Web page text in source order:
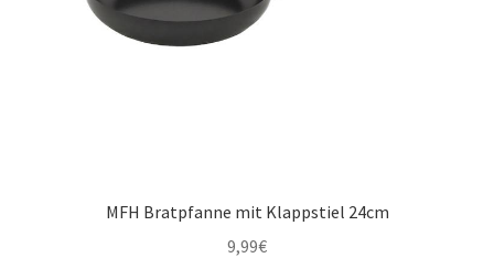
MFH Bratpfanne mit Klappstiel 24cm
9,99€